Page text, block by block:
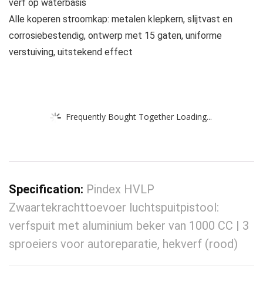
verf op waterbasis
Alle koperen stroomkap: metalen klepkern, slijtvast en
corrosiebestendig, ontwerp met 15 gaten, uniforme
verstuiving, uitstekend effect
Frequently Bought Together Loading...
Specification: Pindex HVLP
Zwaartekrachttoevoer luchtspuitpistool:
verfspuit met aluminium beker van 1000 CC | 3
sproeiers voor autoreparatie, hekverf (rood)